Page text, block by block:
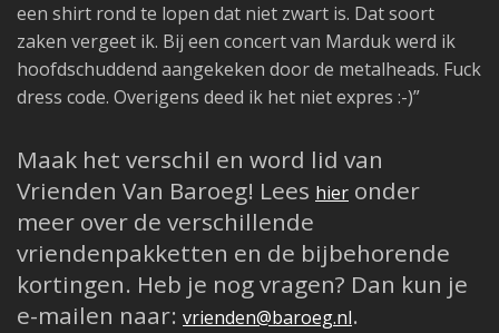
een shirt rond te lopen dat niet zwart is. Dat soort
zaken vergeet ik. Bij een concert van Marduk werd ik
hoofdschuddend aangekeken door de metalheads. Fuck
dress code. Overigens deed ik het niet expres :-)”
Maak het verschil en word lid van
Vrienden Van Baroeg! Lees hier onder
meer over de verschillende
vriendenpakketten en de bijbehorende
kortingen. Heb je nog vragen? Dan kun je
e-mailen naar: vrienden@baroeg.nl.